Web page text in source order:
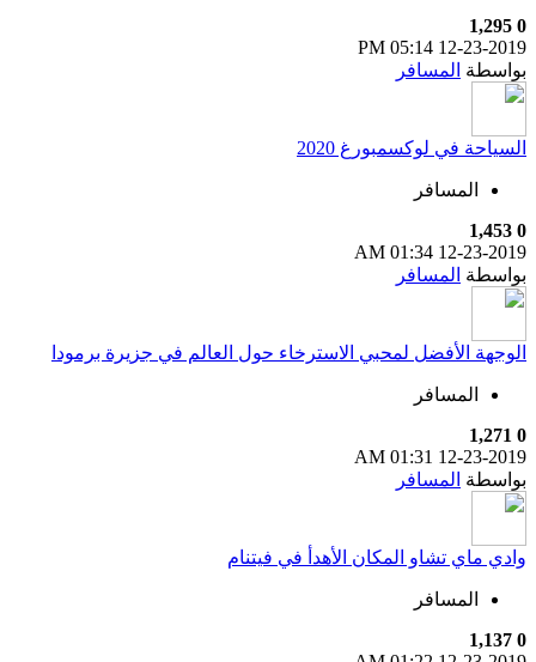
0
1,295
12-23-2019
05:14 PM
بواسطة المسافر
السياحة في لوكسمبورغ 2020
المسافر
0
1,453
12-23-2019
01:34 AM
بواسطة المسافر
الوجهة الأفضل لمحبي الاسترخاء حول العالم في جزيرة برمودا
المسافر
0
1,271
12-23-2019
01:31 AM
بواسطة المسافر
وادي ماي تشاو المكان الأهدأ في فيتنام
المسافر
0
1,137